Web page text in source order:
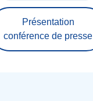
Présentation
conférence de presse